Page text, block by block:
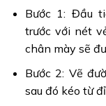
Bước 1: Đầu
trước với nét
chân mày sẽ
Bước 2: Vẽ
sau đó kéo từ